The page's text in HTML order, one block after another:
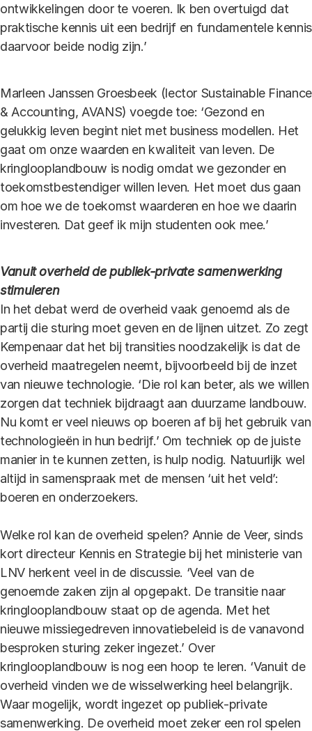
ontwikkelingen door te voeren. Ik ben overtuigd dat
praktische kennis uit een bedrijf en fundamentele kennis
daarvoor beide nodig zijn.’
Marleen Janssen Groesbeek (lector Sustainable Finance
& Accounting, AVANS) voegde toe: ‘Gezond en
gelukkig leven begint niet met business modellen. Het
gaat om onze waarden en kwaliteit van leven. De
kringlooplandbouw is nodig omdat we gezonder en
toekomstbestendiger willen leven. Het moet dus gaan
om hoe we de toekomst waarderen en hoe we daarin
investeren. Dat geef ik mijn studenten ook mee.’
Vanuit overheid de publiek-private samenwerking
stimuleren
In het debat werd de overheid vaak genoemd als de
partij die sturing moet geven en de lijnen uitzet. Zo zegt
Kempenaar dat het bij transities noodzakelijk is dat de
overheid maatregelen neemt, bijvoorbeeld bij de inzet
van nieuwe technologie. ‘Die rol kan beter, als we willen
zorgen dat techniek bijdraagt aan duurzame landbouw.
Nu komt er veel nieuws op boeren af bij het gebruik van
technologieën in hun bedrijf.’ Om techniek op de juiste
manier in te kunnen zetten, is hulp nodig. Natuurlijk wel
altijd in samenspraak met de mensen ‘uit het veld’:
boeren en onderzoekers.
Welke rol kan de overheid spelen? Annie de Veer, sinds
kort directeur Kennis en Strategie bij het ministerie van
LNV herkent veel in de discussie. ‘Veel van de
genoemde zaken zijn al opgepakt. De transitie naar
kringlooplandbouw staat op de agenda. Met het
nieuwe missiegedreven innovatiebeleid is de vanavond
besproken sturing zeker ingezet.’ Over
kringlooplandbouw is nog een hoop te leren. ‘Vanuit de
overheid vinden we de wisselwerking heel belangrijk.
Waar mogelijk, wordt ingezet op publiek-private
samenwerking. De overheid moet zeker een rol spelen